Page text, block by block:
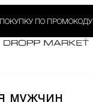
ПО ПРОМОКОДУ
мужчин